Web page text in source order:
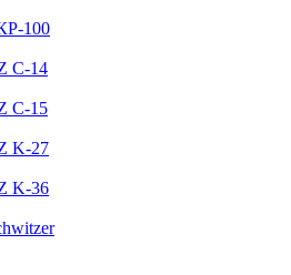
100
C-14
C-15
K-27
K-36